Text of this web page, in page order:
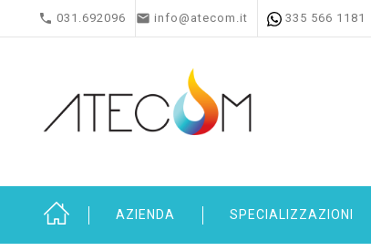
 031.692096  info@atecom.it 335 566 1181
AZIENDA SPECIALIZZAZIONI